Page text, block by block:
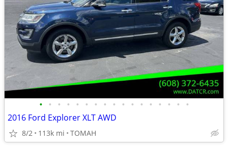
• • • • • • • • • • • • • • • • •
2016 Ford Explorer XLT AWD
8/2 113k mi TOMAH